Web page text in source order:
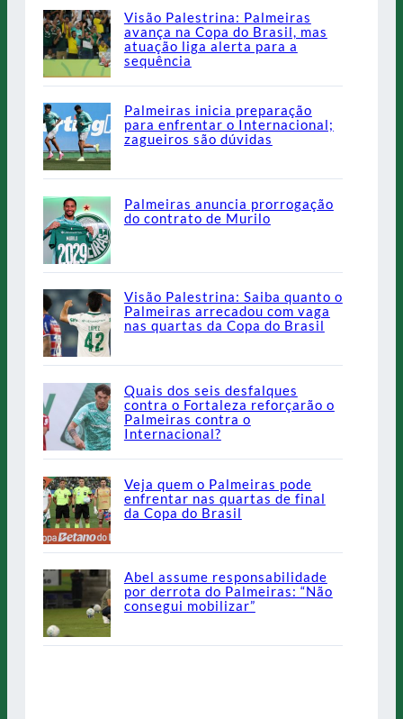
Visão Palestrina: Palmeiras
avança na Copa do Brasil, mas
atuação liga alerta para a
sequência
Palmeiras inicia preparação
para enfrentar o Internacional;
zagueiros são dúvidas
Palmeiras anuncia prorrogação
do contrato de Murilo
Visão Palestrina: Saiba quanto o
Palmeiras arrecadou com vaga
nas quartas da Copa do Brasil
Quais dos seis desfalques
contra o Fortaleza reforçarão o
Palmeiras contra o
Internacional?
Veja quem o Palmeiras pode
enfrentar nas quartas de final
da Copa do Brasil
Abel assume responsabilidade
por derrota do Palmeiras: “Não
consegui mobilizar”